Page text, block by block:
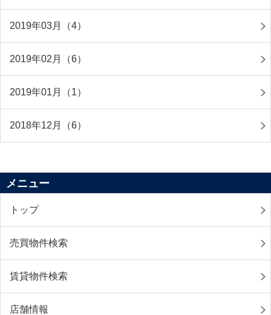
2019年03月（4）
2019年02月（6）
2019年01月（1）
2018年12月（6）
メニュー
トップ
売買物件検索
賃貸物件検索
店舗情報